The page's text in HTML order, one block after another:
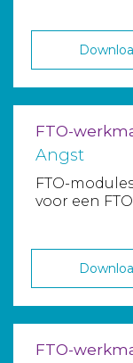
FTO-
Angst
FTO-
voor een
FTO-